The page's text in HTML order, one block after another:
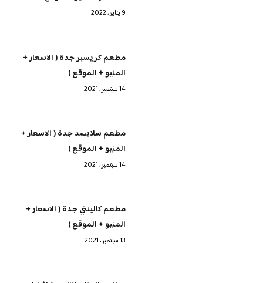
9 يناير، 2022
مطعم كريسبر جدة ( الاسعار +
المنيو + الموقع )
14 سبتمبر، 2021
مطعم سلايسد جدة ( الاسعار +
المنيو + الموقع )
14 سبتمبر، 2021
مطعم كالينتي جدة ( الاسعار +
المنيو + الموقع )
13 سبتمبر، 2021